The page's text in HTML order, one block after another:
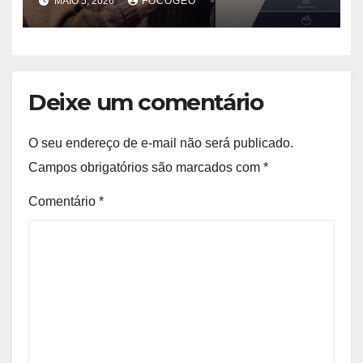
Importância para
Compreender o
Deixe um comentário
O seu endereço de e-mail não será publicado.
Campos obrigatórios são marcados com *
Comentário *